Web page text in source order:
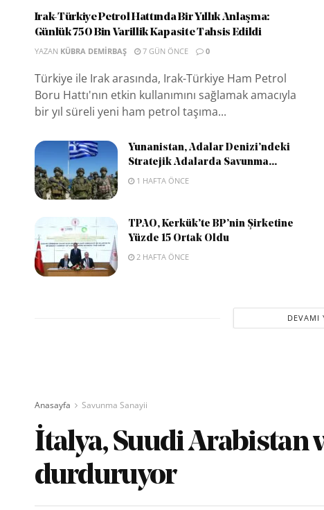
Irak-Türkiye Petrol Hattında Bir Yıllık Anlaşma:
Günlük 750 Bin Varillik Kapasite Tahsis Edildi
YAZAN KÜBRA DEMIRBAŞ 7 GÜN ÖNCE 0
Türkiye ile Irak arasında, Irak-Türkiye Ham Petrol
Boru Hattı'nın etkin kullanımını sağlamak amacıyla
bir yıl süreli yeni ham petrol taşıma...
Yunanistan, Adalar Denizi’ndeki
Stratejik Adalarda Savunma...
1 HAFTA ÖNCE
TPAO, Kerkük’te BP’nin Şirketine
Yüzde 15 Ortak Oldu
2 HAFTA ÖNCE
DEVAMI
Anasayfa Savunma Sanayii
İtalya, Suudi Arabistan
durduruyor